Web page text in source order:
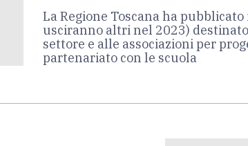
La Regione Toscana ha
usciranno altri nel 2023)
settore e alle associazioni per
partenariato con le scuola